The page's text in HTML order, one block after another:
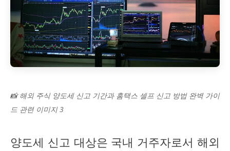
📸 해외 주식 양도세 신고 기간과 홈택스 셀프 신고 방법 완벽 가이
드 관련 이미지 3
양도세 신고 대상은 국내 거주자로서 해외